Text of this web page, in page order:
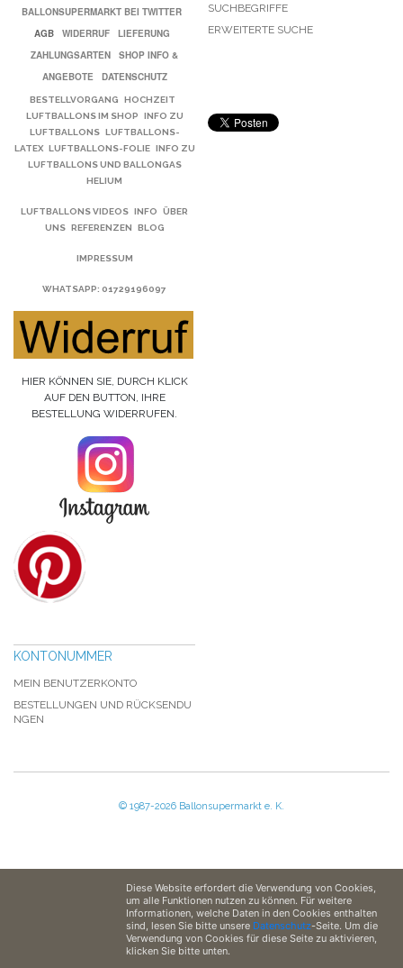
BALLONSUPERMARKT BEI TWITTER
AGB
WIDERRUF
LIEFERUNG
ZAHLUNGSARTEN
SHOP INFO &
ANGEBOTE
DATENSCHUTZ
BESTELLVORGANG
HOCHZEIT
LUFTBALLONS IM SHOP
INFO ZU
LUFTBALLONS LUFTBALLONS-
LATEX LUFTBALLONS-FOLIE INFO ZU
LUFTBALLONS UND BALLONGAS
HELIUM
LUFTBALLONS VIDEOS INFO
ÜBER
UNS REFERENZEN BLOG
IMPRESSUM
WHATSAPP: 01729196097
HIER KÖNNEN SIE, DURCH KLICK
AUF DEN BUTTON, IHRE
BESTELLUNG WIDERRUFEN.
SUCHBEGRIFFE
ERWEITERTE SUCHE
KONTONUMMER
MEIN BENUTZERKONTO
BESTELLUNGEN UND RÜCKSENDU
NGEN
© 1987-2026 Ballonsupermarkt e. K.
Diese Website erfordert die Verwendung von Cookies,
um alle Funktionen nutzen zu können. Für weitere
Informationen, welche Daten in den Cookies enthalten
sind, lesen Sie bitte unsere Datenschutz-Seite. Um die
Verwendung von Cookies für diese Seite zu aktivieren,
klicken Sie bitte unten.